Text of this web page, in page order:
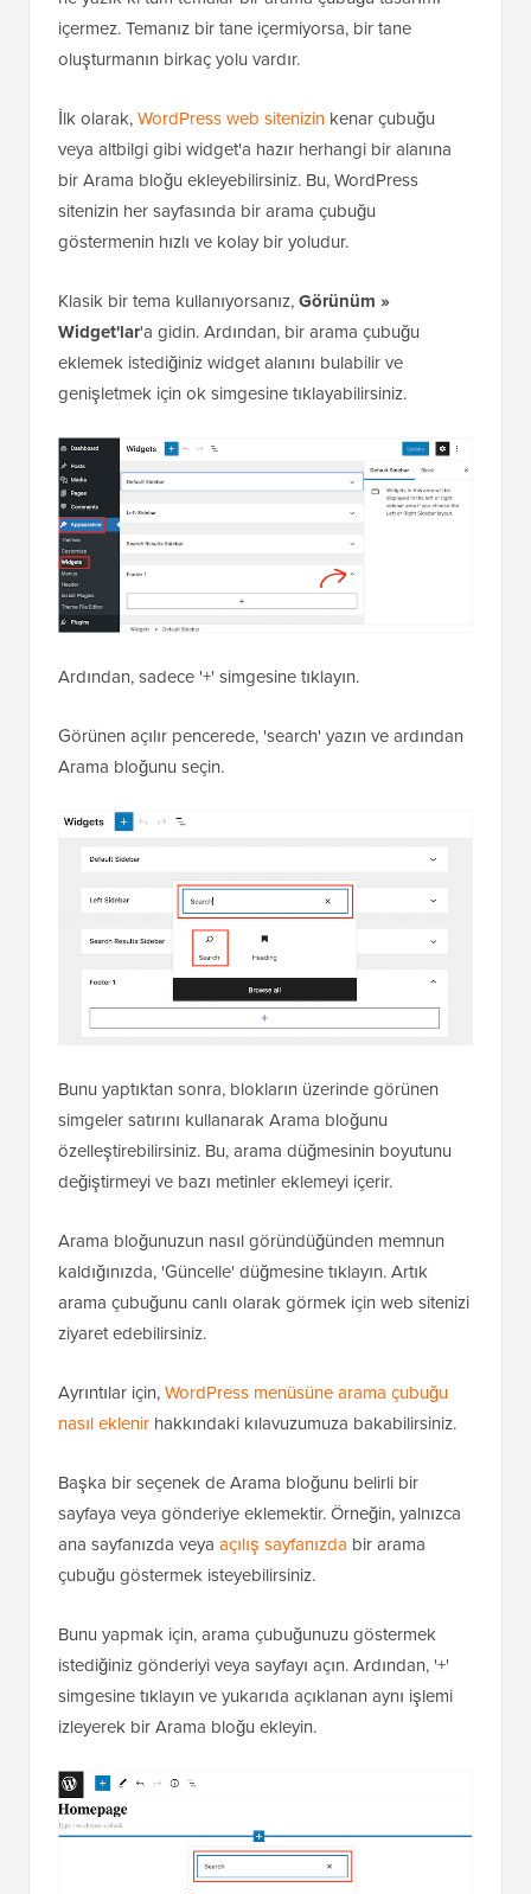
içermez. Temanız bir tane içermiyorsa, bir tane
oluşturmanın birkaç yolu vardır.
İlk olarak,WordPress web sitenizin kenar çubuğu
veya altbilgi gibi widget'a hazır herhangi bir alanına
bir Arama bloğu ekleyebilirsiniz. Bu, WordPress
sitenizin her sayfasında bir arama çubuğu
göstermenin hızlı ve kolay bir yoludur.
Klasik bir tema kullanıyorsanız,Görünüm »
Widget'lar'a gidin. Ardından, bir arama çubuğu
eklemek istediğiniz widget alanını bulabilir ve
genişletmek için ok simgesine tıklayabilirsiniz.
Ardından, sadece '+' simgesine tıklayın.
Görünen açılır pencerede, 'search' yazın ve ardından
Arama bloğunu seçin.
Bunu yaptıktan sonra, blokların üzerinde görünen
simgeler satırını kullanarak Arama bloğunu
özelleştirebilirsiniz. Bu, arama düğmesinin boyutunu
değiştirmeyi ve bazı metinler eklemeyi içerir.
Arama bloğunuzun nasıl göründüğünden memnun
kaldığınızda, 'Güncelle' düğmesine tıklayın. Artık
arama çubuğunu canlı olarak görmek için web sitenizi
ziyaret edebilirsiniz.
Ayrıntılar için,WordPress menüsüne arama çubuğu
nasıl eklenir hakkındaki kılavuzumuza bakabilirsiniz.
Başka bir seçenek de Arama bloğunu belirli bir
sayfaya veya gönderiye eklemektir. Örneğin, yalnızca
ana sayfanızda veya açılış sayfanızda bir arama
çubuğu göstermek isteyebilirsiniz.
Bunu yapmak için, arama çubuğunuzu göstermek
istediğiniz gönderiyi veya sayfayı açın. Ardından, '+'
simgesine tıklayın ve yukarıda açıklanan aynı işlemi
izleyerek bir Arama bloğu ekleyin.